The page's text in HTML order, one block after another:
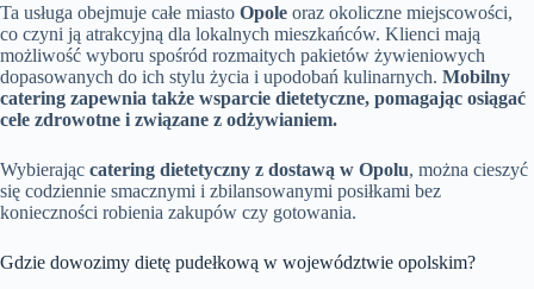
Ta usługa obejmuje całe miasto Opole oraz okoliczne miejscowości,
co czyni ją atrakcyjną dla lokalnych mieszkańców. Klienci mają
możliwość wyboru spośród rozmaitych pakietów żywieniowych
dopasowanych do ich stylu życia i upodobań kulinarnych. Mobilny
catering zapewnia także wsparcie dietetyczne, pomagając osiągać
cele zdrowotne i związane z odżywianiem.
Wybierając catering dietetyczny z dostawą w Opolu, można cieszyć
się codziennie smacznymi i zbilansowanymi posiłkami bez
konieczności robienia zakupów czy gotowania.
Gdzie dowozimy dietę pudełkową w województwie opolskim?